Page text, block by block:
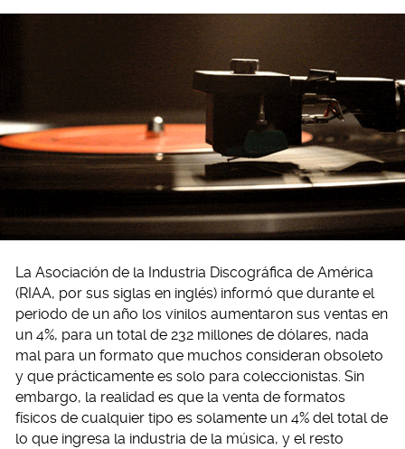
La Asociación de la Industria Discográfica de América
(RIAA, por sus siglas en inglés) informó que durante el
periodo de un año los vinilos aumentaron sus ventas en
un 4%, para un total de 232 millones de dólares, nada
mal para un formato que muchos consideran obsoleto
y que prácticamente es solo para coleccionistas. Sin
embargo, la realidad es que la venta de formatos
físicos de cualquier tipo es solamente un 4% del total de
lo que ingresa la industria de la música, y el resto